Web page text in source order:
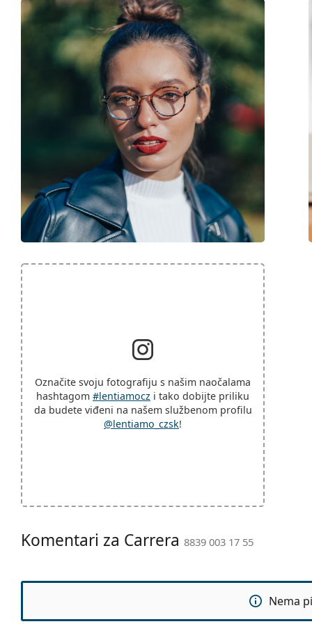
Označite svoju fotografiju s našim naočalama
hashtagom #lentiamocz i tako dobijte priliku
da budete viđeni na našem službenom profilu
@lentiamo_czsk!
Komentari za Carrera 8839 003 17 55
Nema